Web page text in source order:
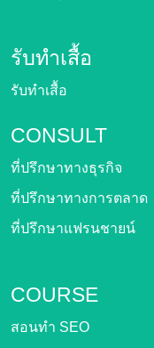
รับทำเสื้อ
รับทำเสื้อ
CONSULT
ที่ปรึกษาทางธุรกิจ
ที่ปรึกษาทางการตลาด
ที่ปรึกษาแฟรนชายน์
COURSE
สอนทำ SEO